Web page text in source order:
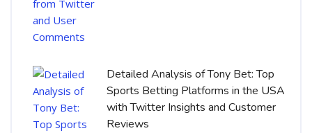
Detailed Analysis of Tony Bet: Top
Sports Betting Platforms in the USA
with Twitter Insights and Customer
Reviews